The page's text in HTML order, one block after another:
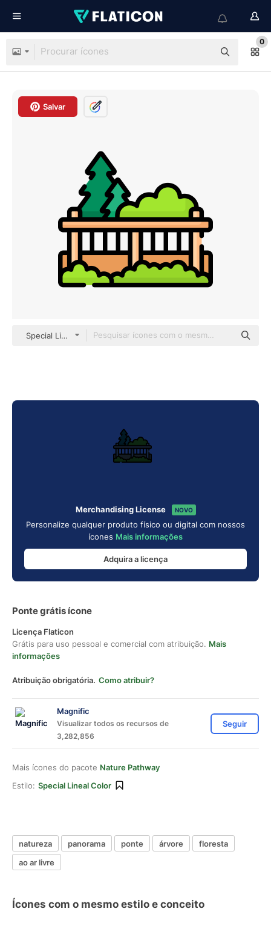
0
Salvar
Special Lineal color
Merchandising License NOVO
Personalize qualquer produto físico ou digital com nossos
ícones Mais informações
Adquira a licença
Ponte grátis ícone
Licença Flaticon
Grátis para uso pessoal e comercial com atribuição. Mais
informações
Atribuição obrigatória. Como atribuir?
Magnific
Visualizar todos os recursos de
3,282,856
Seguir
Mais ícones do pacote Nature Pathway
Estilo: Special Lineal Color
natureza panorama ponte árvore
floresta
ao ar livre
Ícones com o mesmo estilo e conceito